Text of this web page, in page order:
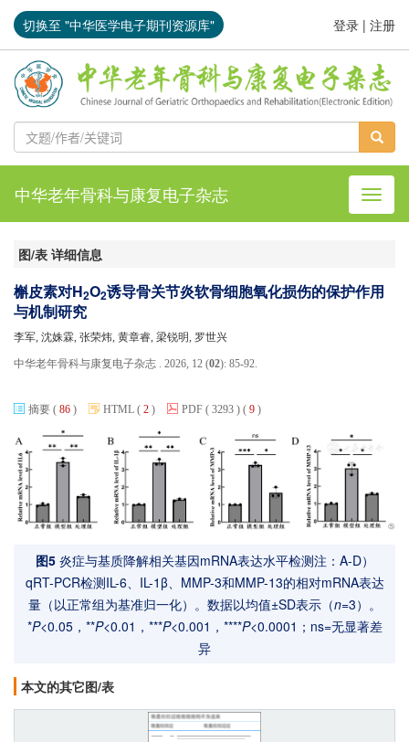
切换至 "中华医学电子期刊资源库" 登录 | 注册
导航
中华老年骨科与康复电子杂志
图/表 详细信息
槲皮素对H2O2诱导骨关节炎软骨细胞氧化损伤的保护作用
与机制研究
李军, 沈姝霖, 张荣炜, 黄章睿, 梁锐明, 罗世兴
中华老年骨科与康复电子杂志 . 2026, 12 (02): 85-92.
摘要 ( 86 ) HTML ( 2 ) PDF ( 3293 ) ( 9 )
图5 炎症与基质降解相关基因mRNA表达水平检测注：A-D）
qRT-PCR检测IL-6、IL-1β、MMP-3和MMP-13的相对mRNA表达
量（以正常组为基准归一化）。数据以均值±SD表示（n=3）。
*P<0.05，**P<0.01，***P<0.001，****P<0.0001；ns=无显著差
异
本文的其它图/表